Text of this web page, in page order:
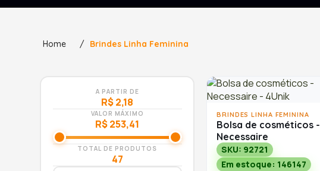
Home / Brindes Linha Feminina
A PARTIR DE
R$ 2,18
VALOR MÁXIMO
R$ 253,41
TOTAL DE PRODUTOS
47
BRINDES LINHA FEMININA
Bolsa de cosméticos -
Necessaire
SKU: 92721
Em estoque: 146147